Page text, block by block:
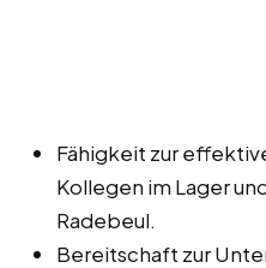
Fähigkeit zur
Kollegen im Lager
Radebeul.
Bereitschaft zur